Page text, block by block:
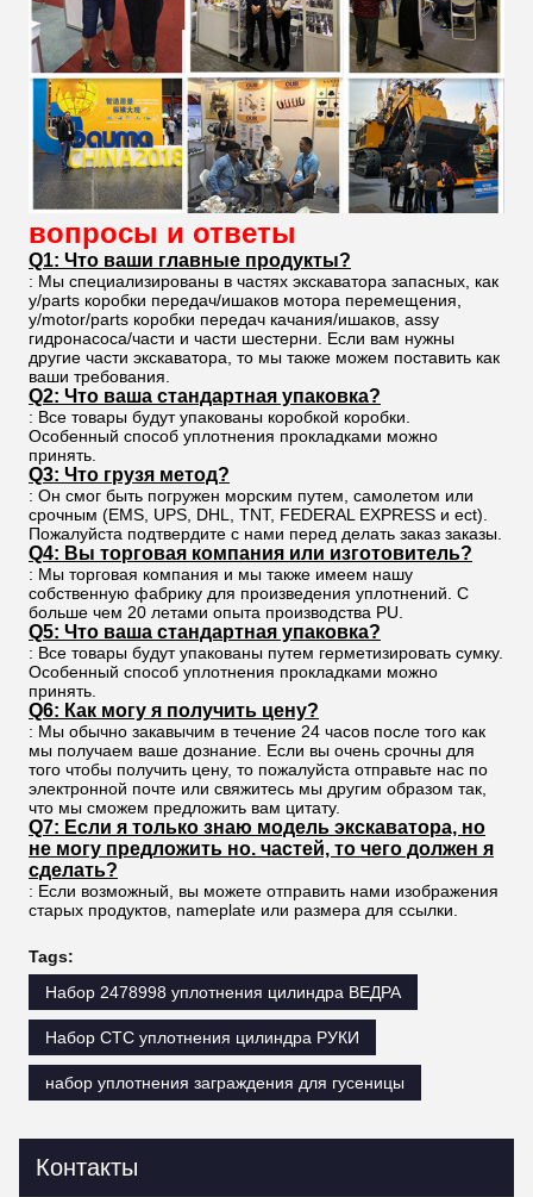
вопросы и ответы
Q1: Что ваши главные продукты?
: Мы специализированы в частях экскаватора запасных, как
y/parts коробки передач/ишаков мотора перемещения,
y/motor/parts коробки передач качания/ишаков, assy
гидронасоса/части и части шестерни. Если вам нужны
другие части экскаватора, то мы также можем поставить как
ваши требования.
Q2: Что ваша стандартная упаковка?
: Все товары будут упакованы коробкой коробки.
Особенный способ уплотнения прокладками можно
принять.
Q3: Что грузя метод?
: Он смог быть погружен морским путем, самолетом или
срочным (EMS, UPS, DHL, TNT, FEDERAL EXPRESS и ect).
Пожалуйста подтвердите с нами перед делать заказ заказы.
Q4: Вы торговая компания или изготовитель?
: Мы торговая компания и мы также имеем нашу
собственную фабрику для произведения уплотнений. С
больше чем 20 летами опыта производства PU.
Q5: Что ваша стандартная упаковка?
: Все товары будут упакованы путем герметизировать сумку.
Особенный способ уплотнения прокладками можно
принять.
Q6: Как могу я получить цену?
: Мы обычно закавычим в течение 24 часов после того как
мы получаем ваше дознание. Если вы очень срочны для
того чтобы получить цену, то пожалуйста отправьте нас по
электронной почте или свяжитесь мы другим образом так,
что мы сможем предложить вам цитату.
Q7: Если я только знаю модель экскаватора, но
не могу предложить но. частей, то чего должен я
сделать?
: Если возможный, вы можете отправить нами изображения
старых продуктов, nameplate или размера для ссылки.
Tags:
Набор 2478998 уплотнения цилиндра ВЕДРА
Набор CTC уплотнения цилиндра РУКИ
набор уплотнения заграждения для гусеницы
Контакты